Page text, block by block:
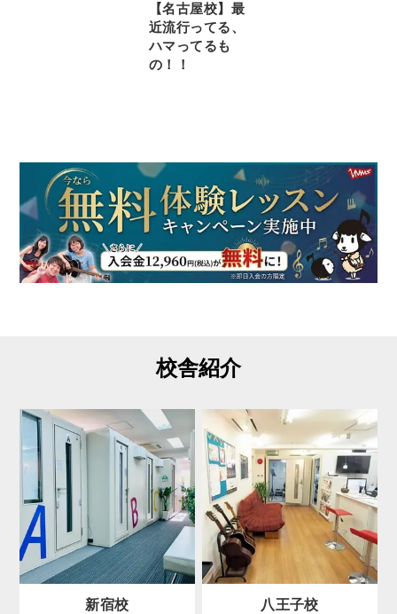
【名古屋校】最
近流行ってる、
ハマってるも
の！！
校舎紹介
新宿校 八王子校